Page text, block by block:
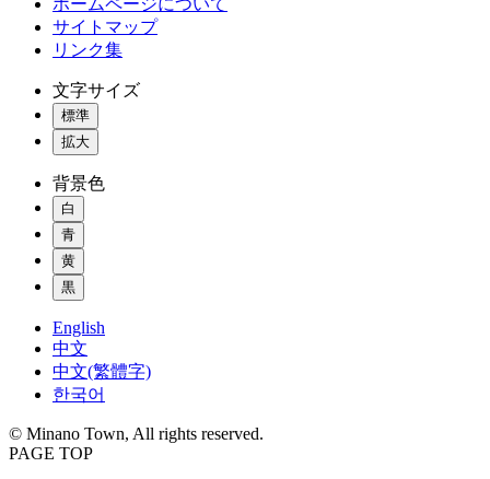
ホームページについて
サイトマップ
リンク集
文字サイズ
標準
拡大
背景色
白
青
黄
黒
English
中文
中文(繁體字)
한국어
© Minano Town, All rights reserved.
PAGE TOP